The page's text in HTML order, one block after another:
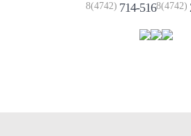
8(4742) 714-5168(4742)